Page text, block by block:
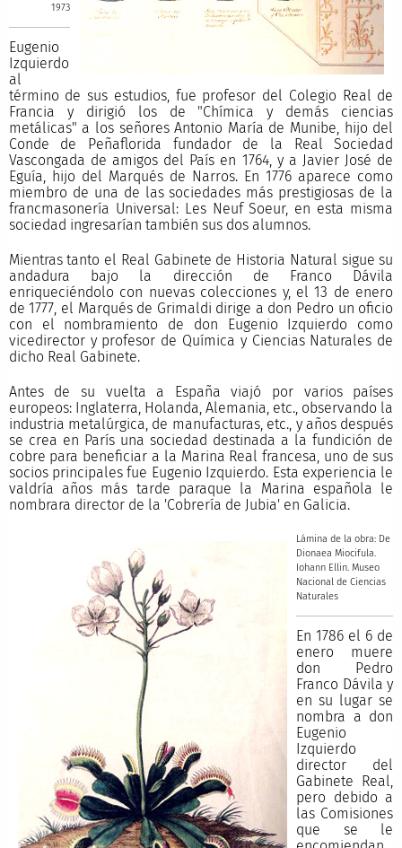
1973
Eugenio
Izquierdo
al
término de sus estudios, fue profesor del Colegio Real de
Francia y dirigió los de "Chímica y demás ciencias
metálicas" a los señores Antonio María de Munibe, hijo del
Conde de Peñaflorida fundador de la Real Sociedad
Vascongada de amigos del País en 1764, y a Javier José de
Eguía, hijo del Marqués de Narros. En 1776 aparece como
miembro de una de las sociedades más prestigiosas de la
francmasonería Universal: Les Neuf Soeur, en esta misma
sociedad ingresarían también sus dos alumnos.
Mientras tanto el Real Gabinete de Historia Natural sigue su
andadura bajo la dirección de Franco Dávila
enriqueciéndolo con nuevas colecciones y, el 13 de enero
de 1777, el Marqués de Grimaldi dirige a don Pedro un oficio
con el nombramiento de don Eugenio Izquierdo como
vicedirector y profesor de Química y Ciencias Naturales de
dicho Real Gabinete.
Antes de su vuelta a España viajó por varios países
europeos: Inglaterra, Holanda, Alemania, etc., observando la
industria metalúrgica, de manufacturas, etc., y años después
se crea en París una sociedad destinada a la fundición de
cobre para beneficiar a la Marina Real francesa, uno de sus
socios principales fue Eugenio Izquierdo. Esta experiencia le
valdría años más tarde paraque la Marina española le
nombrara director de la 'Cobrería de Jubia' en Galicia.
Lámina de la obra: De
Dionaea Miocifula.
Iohann Ellin. Museo
Nacional de Ciencias
Naturales
En 1786 el 6 de
enero muere
don Pedro
Franco Dávila y
en su lugar se
nombra a don
Eugenio
Izquierdo
director del
Gabinete Real,
pero debido a
las Comisiones
que se le